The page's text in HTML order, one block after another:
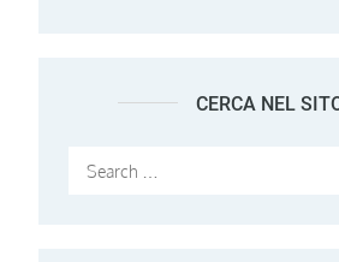
CERCA NEL
Search